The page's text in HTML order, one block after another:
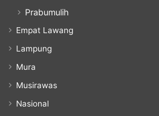
Prabumulih
Empat Lawang
Lampung
Mura
Musirawas
Nasional